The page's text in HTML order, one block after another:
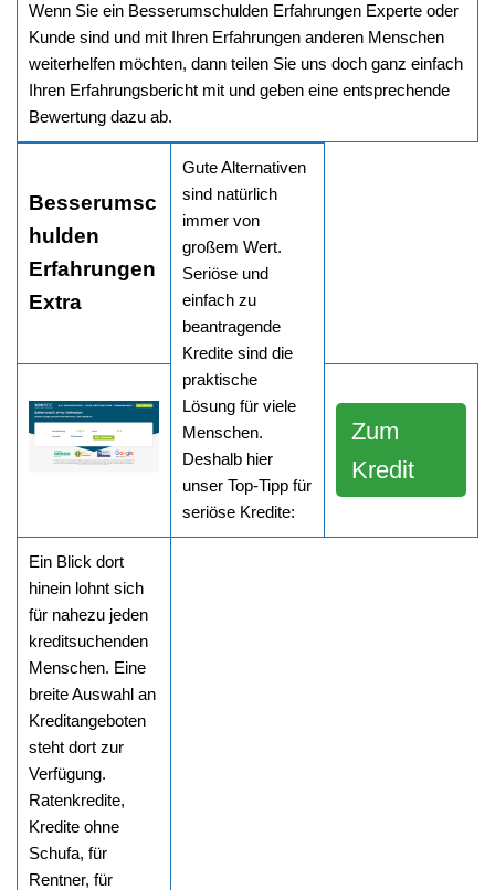
Wenn Sie ein Besserumschulden Erfahrungen Experte oder
Kunde sind und mit Ihren Erfahrungen anderen Menschen
weiterhelfen möchten, dann teilen Sie uns doch ganz einfach
Ihren Erfahrungsbericht mit und geben eine entsprechende
Bewertung dazu ab.
Besserumsc
hulden
Erfahrungen
Extra
Gute Alternativen
sind natürlich
immer von
großem Wert.
Seriöse und
einfach zu
beantragende
Kredite sind die
praktische
Lösung für viele
Menschen.
Deshalb hier
unser Top-Tipp für
seriöse Kredite:
Zum
Kredit
Ein Blick dort
hinein lohnt sich
für nahezu jeden
kreditsuchenden
Menschen. Eine
breite Auswahl an
Kreditangeboten
steht dort zur
Verfügung.
Ratenkredite,
Kredite ohne
Schufa, für
Rentner, für